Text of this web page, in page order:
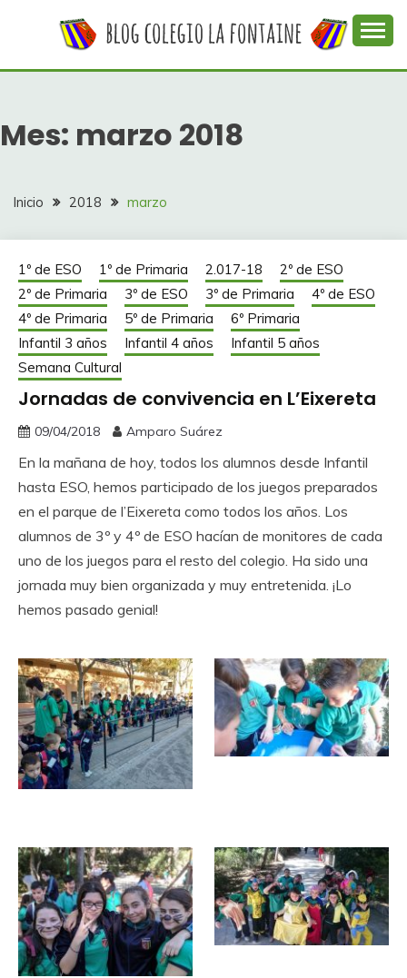
COLEGIO LA
FONTAINE
colegio La Fontaine
Mes: marzo 2018
Inicio 2018 marzo
1º de ESO 1º de Primaria 2.017-18
2º de ESO
2º de Primaria
3º de ESO 3º de Primaria
4º de ESO
4º de Primaria
5º de Primaria
6º Primaria
Infantil 3 años
Infantil 4 años
Infantil 5 años
Semana Cultural
Jornadas de convivencia en L’Eixereta
09/04/2018 Amparo Suárez
En la mañana de hoy, todos los alumnos desde Infantil
hasta ESO, hemos participado de los juegos preparados
en el parque de l’Eixereta como todos los años. Los
alumnos de 3º y 4º de ESO hacían de monitores de cada
uno de los juegos para el resto del colegio. Ha sido una
jornada muy bien organizada y muy entretenida. ¡Lo
hemos pasado genial!